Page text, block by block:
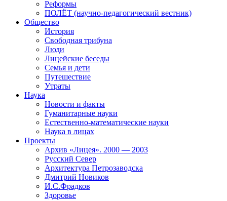
Реформы
ПОЛЁТ (научно-педагогический вестник)
Общество
История
Свободная трибуна
Люди
Лицейские беседы
Семья и дети
Путешествие
Утраты
Наука
Новости и факты
Гуманитарные науки
Естественно-математические науки
Наука в лицах
Проекты
Архив «Лицея». 2000 — 2003
Русский Север
Архитектура Петрозаводска
Дмитрий Новиков
И.С.Фрадков
Здоровье